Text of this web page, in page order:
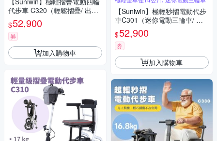
代步車 C320（輕鬆摺疊/ 出國
首選/ 老人長輩/ 室內戶外出
遊）
$52,900
券
加入購物車
【Suniwin】極輕秒摺電動代步
車C301（迷你電動三輪車/ 出
國首選/ 老人長輩/ 行動不便）
$52,900
券
加入購物車